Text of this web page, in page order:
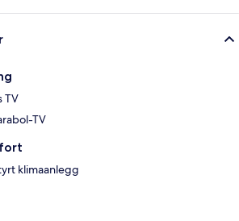
TV
TV
klimaanlegg